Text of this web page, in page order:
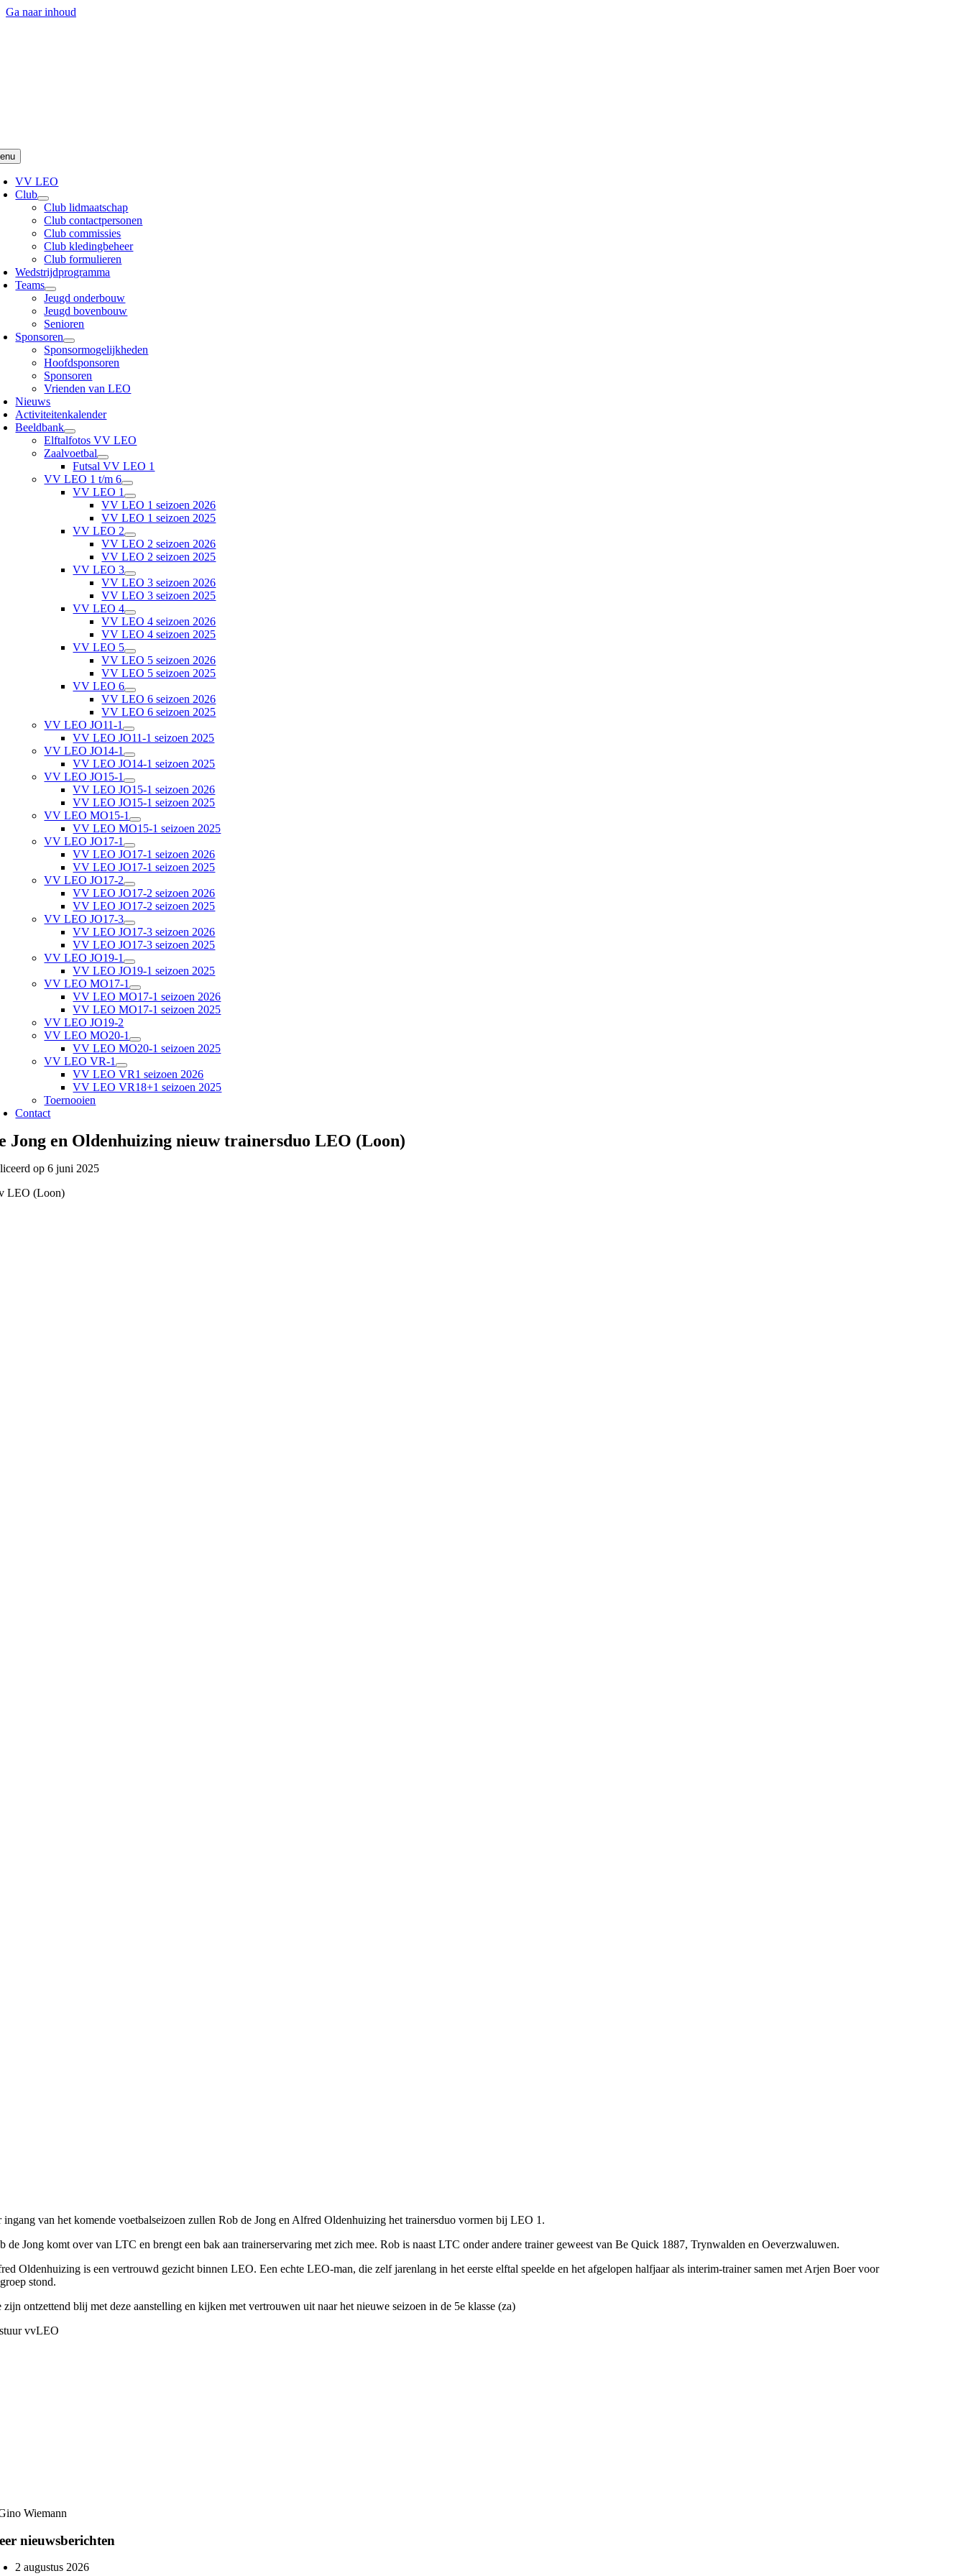
Ga naar inhoud
VV LEO
Club
Club lidmaatschap
Club contactpersonen
Club commissies
Club kledingbeheer
Club formulieren
Wedstrijdprogramma
Teams
Jeugd onderbouw
Jeugd bovenbouw
Senioren
Sponsoren
Sponsormogelijkheden
Hoofdsponsoren
Sponsoren
Vrienden van LEO
Nieuws
Activiteitenkalender
Beeldbank
Elftalfotos VV LEO
Zaalvoetbal
Futsal VV LEO 1
VV LEO 1 t/m 6
VV LEO 1
VV LEO 1 seizoen 2026
VV LEO 1 seizoen 2025
VV LEO 2
VV LEO 2 seizoen 2026
VV LEO 2 seizoen 2025
VV LEO 3
VV LEO 3 seizoen 2026
VV LEO 3 seizoen 2025
VV LEO 4
VV LEO 4 seizoen 2026
VV LEO 4 seizoen 2025
VV LEO 5
VV LEO 5 seizoen 2026
VV LEO 5 seizoen 2025
VV LEO 6
VV LEO 6 seizoen 2026
VV LEO 6 seizoen 2025
VV LEO JO11-1
VV LEO JO11-1 seizoen 2025
VV LEO JO14-1
VV LEO JO14-1 seizoen 2025
VV LEO JO15-1
VV LEO JO15-1 seizoen 2026
VV LEO JO15-1 seizoen 2025
VV LEO MO15-1
VV LEO MO15-1 seizoen 2025
VV LEO JO17-1
VV LEO JO17-1 seizoen 2026
VV LEO JO17-1 seizoen 2025
VV LEO JO17-2
VV LEO JO17-2 seizoen 2026
VV LEO JO17-2 seizoen 2025
VV LEO JO17-3
VV LEO JO17-3 seizoen 2026
VV LEO JO17-3 seizoen 2025
VV LEO JO19-1
VV LEO JO19-1 seizoen 2025
VV LEO MO17-1
VV LEO MO17-1 seizoen 2026
VV LEO MO17-1 seizoen 2025
VV LEO JO19-2
VV LEO MO20-1
VV LEO MO20-1 seizoen 2025
VV LEO VR-1
VV LEO VR1 seizoen 2026
VV LEO VR18+1 seizoen 2025
Toernooien
Contact
Jong en Oldenhuizing nieuw trainersduo LEO (Loon)
op 6 juni 2025
LEO (Loon)
ingang van het komende voetbalseizoen zullen Rob de Jong en Alfred Oldenhuizing het trainersduo vormen bij LEO 1.
de Jong komt over van LTC en brengt een bak aan trainerservaring met zich mee. Rob is naast LTC onder andere trainer geweest van Be Quick 1887, Trynwalden en Oeverzwaluwen.
Oldenhuizing is een vertrouwd gezicht binnen LEO. Een echte LEO-man, die zelf jarenlang in het eerste elftal speelde en het afgelopen halfjaar als interim-trainer samen met Arjen Boer voor
stond.
zijn ontzettend blij met deze aanstelling en kijken met vertrouwen uit naar het nieuwe seizoen in de 5e klasse (za)
vvLEO
Wiemann
nieuwsberichten
2 augustus 2026